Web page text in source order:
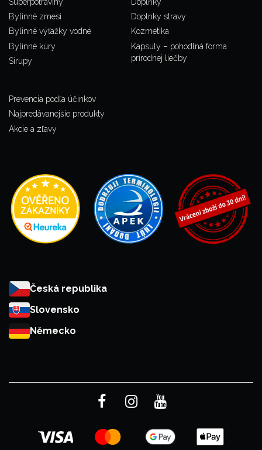
Bylinné zmesi
Bylinné výťažky vodné
Bylinné kúry
Sirupy
Doplnky stravy
Kozmetika
Kapsuly – pohodlná forma
prírodnej liečby
Prevencia podľa účinkov
Najpredávanejšie produkty
Akcie a zľavy
Česká republika
Slovensko
Německo